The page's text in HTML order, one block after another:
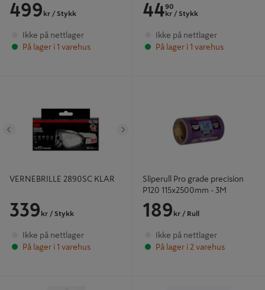
499 kr / Stykk
Ikke på nettlager
På lager i 1 varehus
4490
kr / Stykk
Ikke på nettlager
På lager i 1 varehus
Tidligere
VERNEBRILLE 2890SC KLAR
339 kr / Stykk
Ikke på nettlager
På lager i 1 varehus
Sliperull Pro grade precision
P120 115x2500mm - 3M
189 kr / Rull
Ikke på nettlager
På lager i 2 varehus